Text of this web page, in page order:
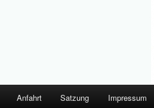
Anfahrt Satzung Impressum